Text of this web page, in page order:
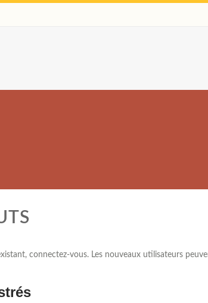
connectez-vous. Les nouveaux utilisateurs